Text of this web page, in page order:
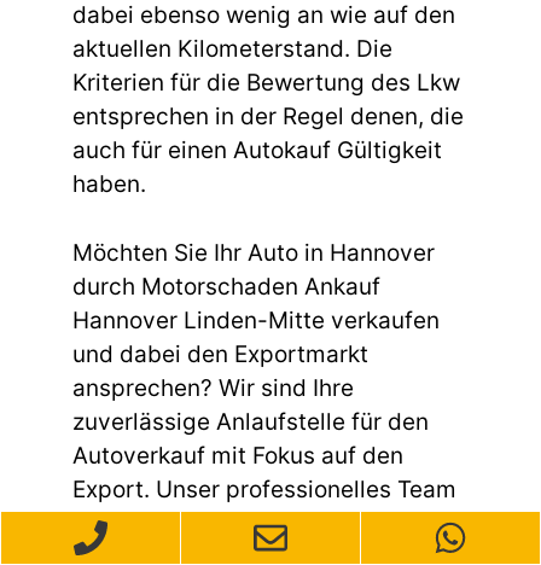
dabei ebenso wenig an wie auf den
aktuellen Kilometerstand. Die
Kriterien für die Bewertung des Lkw
entsprechen in der Regel denen, die
auch für einen Autokauf Gültigkeit
haben.
Möchten Sie Ihr Auto in Hannover
durch Motorschaden Ankauf
Hannover Linden-Mitte verkaufen
und dabei den Exportmarkt
ansprechen? Wir sind Ihre
zuverlässige Anlaufstelle für den
Autoverkauf mit Fokus auf den
Export. Unser professionelles Team
ist darauf spezialisiert, den
gesamten Prozess reibungslos und